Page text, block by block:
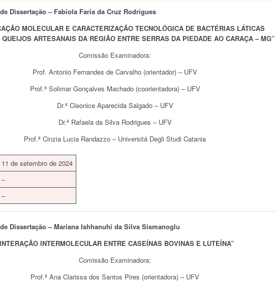
Dissertação – Fabíola Faria da Cruz Rodrigues
MOLECULAR E CARACTERIZAÇÃO TECNOLÓGICA DE BACTÉRIAS LÁTICAS
ARTESANAIS DA REGIÃO ENTRE SERRAS DA PIEDADE AO CARAÇA – MG”
Comissão Examinadora:
Prof. Antonio Fernandes de Carvalho (orientador) – UFV
Prof.ª Solimar Gonçalves Machado (coorientadora) – UFV
Dr.ª Cleonice Aparecida Salgado – UFV
Dr.ª Rafaela da Silva Rodrigues – UFV
Prof.ª Cinzia Lucia Randazzo – Universitá Degli Studi Catania
11 de setembro de 2024
–
–
Dissertação –Mariana Ishhanuhi da Silva Sismanoglu
INTERAÇÃO INTERMOLECULAR ENTRE CASEÍNAS BOVINAS E LUTEÍNA”
Comissão Examinadora:
Prof.ª Ana Clarissa dos Santos Pires (orientadora) – UFV